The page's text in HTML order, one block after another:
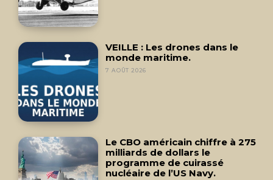
VEILLE : Les drones dans le
monde maritime.
7 AOÛT 2026
Le CBO américain chiffre à 275
milliards de dollars le
programme de cuirassé
nucléaire de l’US Navy.